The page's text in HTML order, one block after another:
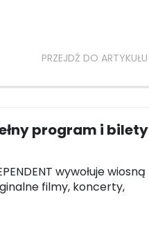
PRZEJDŹ DO ARTYKUŁU
program i bilety
wywołuje wiosną
filmy, koncerty,